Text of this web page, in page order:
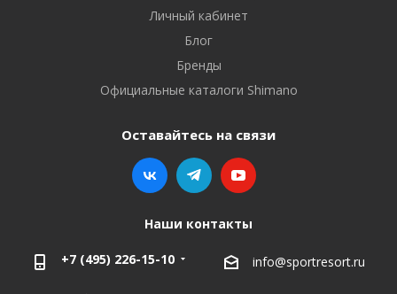
Личный кабинет
Блог
Бренды
Официальные каталоги Shimano
Оставайтесь на связи
Наши контакты
+7 (495) 226-15-10 info@sportresort.ru